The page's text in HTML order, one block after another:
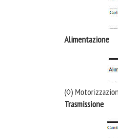
Alimentazione
(◊)
Trasmissione